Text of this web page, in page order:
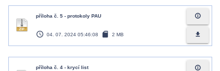
příloha č. 5 - protokoly PAU
access_time 04. 07. 2024 05:46:08 sd_card 2 MB
info_outline
file_download
příloha č. 4 - krycí list info_outline